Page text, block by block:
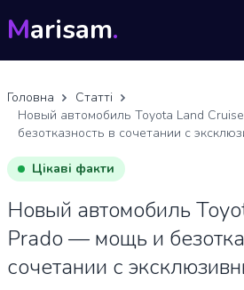
Marisam.
Головна
Статті
Новый автомобиль Toyota Land
безотказность в сочетании с
Цікаві факти
Новый автомобиль
Prado — мощь и
сочетании с